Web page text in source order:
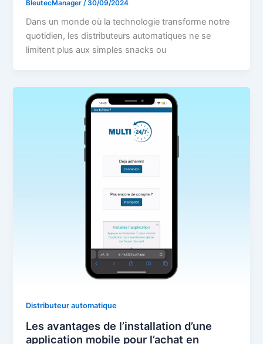
BleutecManager /30/09/2024
Dans un monde où la technologie transforme notre
quotidien, les distributeurs automatiques ne se
limitent plus aux simples snacks ou
Distributeur automatique
Les avantages de l’installation d’une
application mobile pour l’achat en